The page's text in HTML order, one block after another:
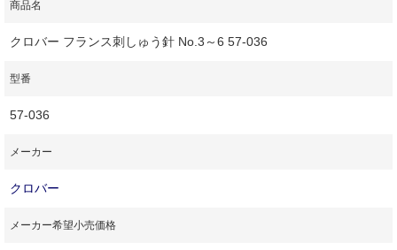
商品名
クロバー フランス刺しゅう針 No.3～6 57-036
型番
57-036
メーカー
クロバー
メーカー希望小売価格